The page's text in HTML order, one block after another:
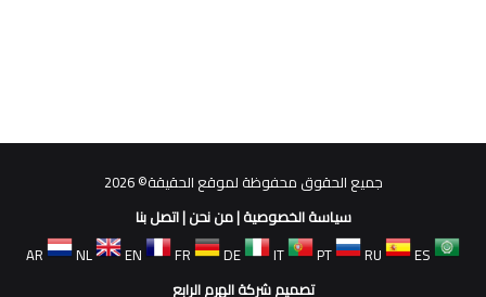
جميع الحقوق محفوظة لموقع الحقيقة© 2026
سياسة الخصوصية|من نحن|اتصل بنا
AR
NL EN FR DE IT PT RU
ES
تصميم شركة الهرم الرابع